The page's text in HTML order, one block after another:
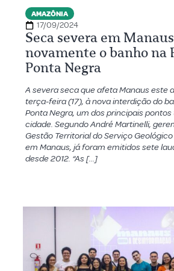
AMAZÔNIA
17/09/2024
Seca severa em
novamente o banho na
Ponta Negra
A severa seca que afeta Manaus este
terça-feira (17), à nova interdição do
Ponta Negra, um dos principais
cidade. Segundo André Martinelli,
Gestão Territorial do Serviço
em Manaus, já foram emitidos sete
desde 2012. “As […]